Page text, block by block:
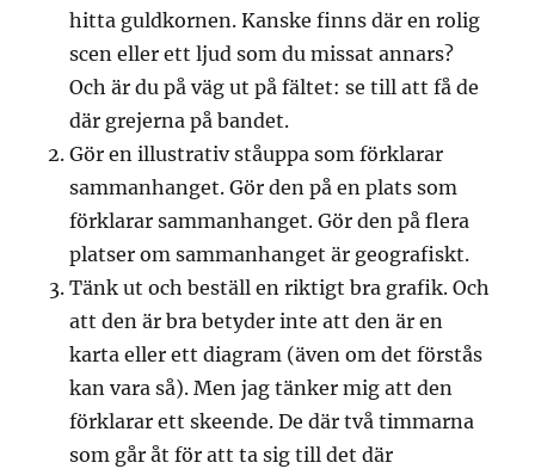
hitta guldkornen. Kanske finns där en rolig
scen eller ett ljud som du missat annars?
Och är du på väg ut på fältet: se till att få de
där grejerna på bandet.
Gör en illustrativ ståuppa som förklarar
sammanhanget. Gör den på en plats som
förklarar sammanhanget. Gör den på flera
platser om sammanhanget är geografiskt.
Tänk ut och beställ en riktigt bra grafik. Och
att den är bra betyder inte att den är en
karta eller ett diagram (även om det förstås
kan vara så). Men jag tänker mig att den
förklarar ett skeende. De där två timmarna
som går åt för att ta sig till det där